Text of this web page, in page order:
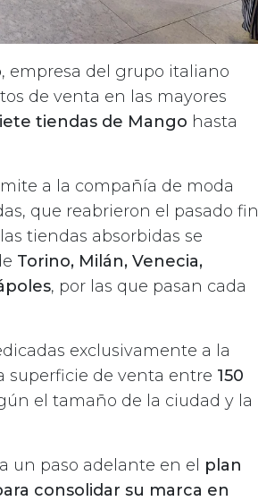
, empresa del grupo italiano
de venta en las mayores
tiendas de Mango hasta
a la compañía de moda
que reabrieron el pasado fin
tiendas absorbidas se
Torino, Milán, Venecia,
, por las que pasan cada
exclusivamente a la
superficie de venta entre 150
el tamaño de la ciudad y la
un paso adelante en el plan
consolidar su marca en